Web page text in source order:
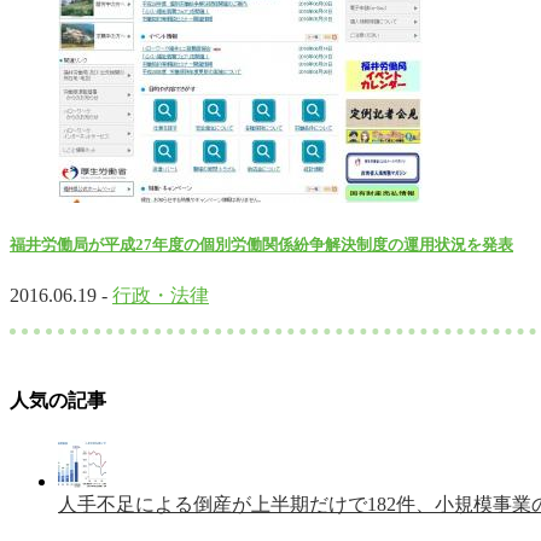
福井労働局が平成27年度の個別労働関係紛争解決制度の運用状況を発表
2016.06.19 - 行政・法律
人気の記事
人手不足による倒産が上半期だけで182件、小規模事業